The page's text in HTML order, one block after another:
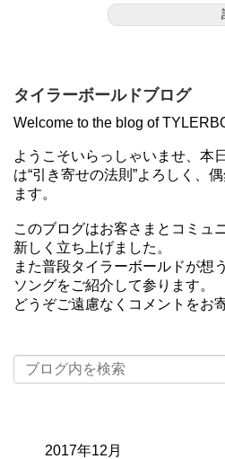
タイラーボールドブログ
Welcome to the blog of
ようこそいらっしゃいませ、本
は“引き寄せの法則”よろしく、
ます。
このブログはお客さまとコミュ
新しく立ち上げました。
また普段タイラーボールドが想
ソングをご紹介して参ります。
どうぞご遠慮なくコメントをお
2017年12月